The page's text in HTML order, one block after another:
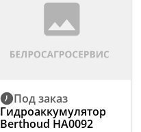
Под заказ
Гидроаккумулятор
Berthoud HA0092